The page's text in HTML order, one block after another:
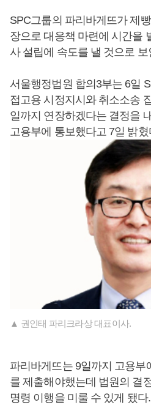
SPC그룹의 파리바게뜨가 제
장으로 대응책 마련에 시간을
사 설립에 속도를 낼 것으로 보
서울행정법원 합의3부는 6일
접고용 시정지시와 취소소송
일까지 연장하겠다는 결정을
고용부에 통보했다고 7일 밝혔
▲ 권인태 파리크라상 대표이사.
파리바게뜨는 9일까지 고용부
를 제출해야했는데 법원의 결
명령 이행을 미룰 수 있게 됐다.